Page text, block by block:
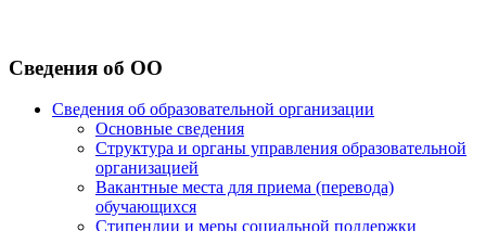
Сведения об ОО
Сведения об образовательной организации
Основные сведения
Структура и органы управления образовательной
организацией
Вакантные места для приема (перевода)
обучающихся
Стипендии и меры социальной поддержки